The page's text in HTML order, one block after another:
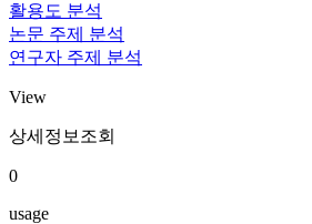
활용도 분석
논문 주제 분석
연구자 주제 분석
View
상세정보조회
0
usage